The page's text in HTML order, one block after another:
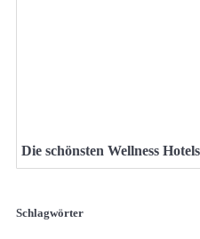
Die schönsten Wellness
Schlagwörter